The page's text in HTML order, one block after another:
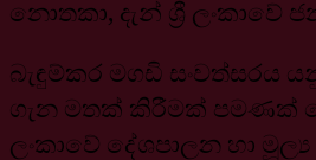
නොතකා, දැන් ශ්‍රී ලංකාවේ
බැඳුම්කර මගඩි සංවත්සරය
ගැන මතක් කිරීමක් පමණක්
ලංකාවේ දේශපාලන හා